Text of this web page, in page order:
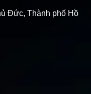
Đức, Thành phố Hồ